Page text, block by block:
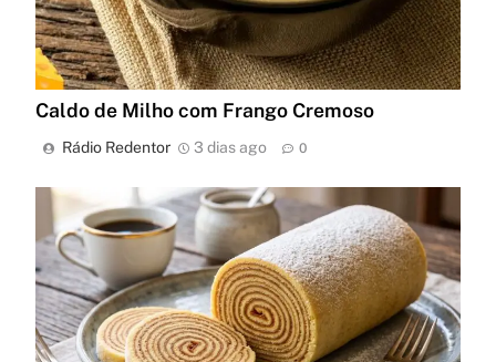
Caldo de Milho com Frango Cremoso
Rádio Redentor 3 dias ago 0